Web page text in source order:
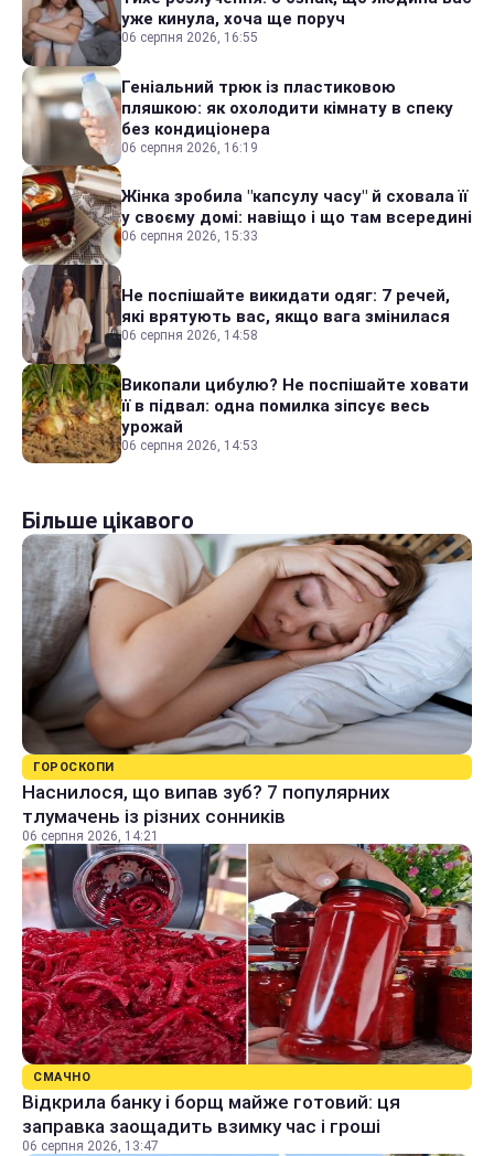
уже кинула, хоча ще поруч
06 серпня 2026, 16:55
Геніальний трюк із пластиковою
пляшкою: як охолодити кімнату в спеку
без кондиціонера
06 серпня 2026, 16:19
Жінка зробила "капсулу часу" й сховала її
у своєму домі: навіщо і що там всередині
06 серпня 2026, 15:33
Не поспішайте викидати одяг: 7 речей,
які врятують вас, якщо вага змінилася
06 серпня 2026, 14:58
Викопали цибулю? Не поспішайте ховати
її в підвал: одна помилка зіпсує весь
урожай
06 серпня 2026, 14:53
Більше цікавого
ГОРОСКОПИ
Наснилося, що випав зуб? 7 популярних
тлумачень із різних сонників
06 серпня 2026, 14:21
СМАЧНО
Відкрила банку і борщ майже готовий: ця
заправка заощадить взимку час і гроші
06 серпня 2026, 13:47